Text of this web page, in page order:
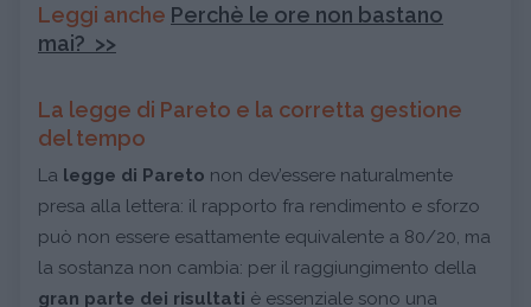
Leggi anche Perchè le ore non bastano
mai? >>
La legge di Pareto e la corretta gestione
del tempo
La legge di Pareto non dev’essere naturalmente
presa alla lettera: il rapporto fra rendimento e sforzo
può non essere esattamente equivalente a 80/20, ma
la sostanza non cambia: per il raggiungimento della
gran parte dei risultati è essenziale sono una